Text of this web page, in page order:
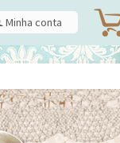
Minha conta